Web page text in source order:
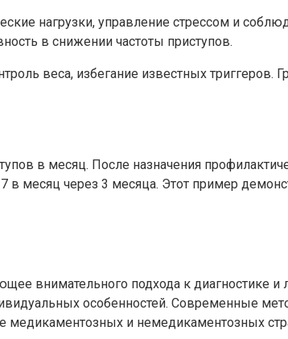
нагрузки, управление стрессом и
в снижении частоты приступов.
веса, избегание известных триггеров.
в месяц. После назначения
в месяц через 3 месяца. Этот пример
внимательного подхода к диагностике
особенностей. Современные
медикаментозных и немедикаментозных